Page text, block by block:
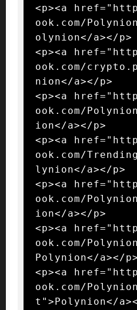
<p><a
ook.com/
olynion</a></p>
<p><a
ook.com/
nion</a></p>
<p><a
ook.com/
ion</a></p>
<p><a
ook.com/
lynion</a></p>
<p><a
ook.com/
ion</a></p>
<p><a
ook.com/
Polynion</a></p>
<p><a
ook.com/
t">Polynion</